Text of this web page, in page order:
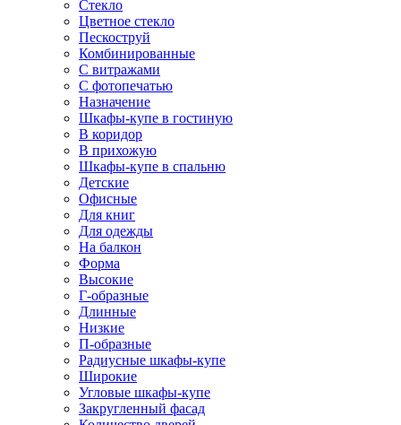
Стекло
Цветное стекло
Пескоструй
Комбинированные
С витражами
С фотопечатью
Назначение
Шкафы-купе в гостиную
В коридор
В прихожую
Шкафы-купе в спальню
Детские
Офисные
Для книг
Для одежды
На балкон
Форма
Высокие
Г-образные
Длинные
Низкие
П-образные
Радиусные шкафы-купе
Широкие
Угловые шкафы-купе
Закругленный фасад